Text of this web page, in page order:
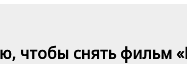
чтобы снять фильм